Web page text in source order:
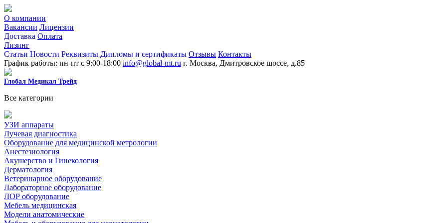
О компании
Вакансии Лицензии
Доставка Оплата
Лизинг
Статьи Новости Реквизиты Дипломы и сертификаты Отзывы Контакты
График работы: пн-пт с 9:00-18:00 info@global-mt.ru г. Москва, Дмитровское шоссе, д.85
Глобал Медикал Трейд
Все категории
УЗИ аппараты
Лучевая диагностика
Оборудование для медицинской метрологии
Анестезиология
Акушерство и Гинекология
Дерматология
Ветеринарное оборудование
Лабораторное оборудование
ЛОР оборудование
Мебель медицинская
Модели анатомические